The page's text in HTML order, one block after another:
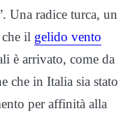
Una radice turca, un
che il gelido vento
è arrivato, come da
che in Italia sia stato
per affinità alla